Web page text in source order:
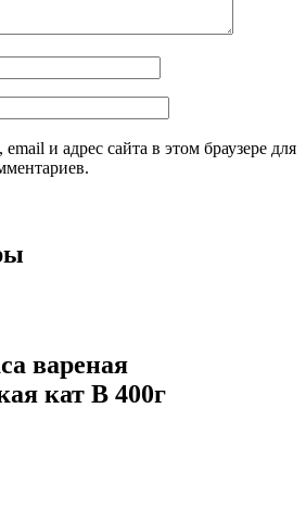
и адрес сайта в этом браузере для
вареная
кат В 400г